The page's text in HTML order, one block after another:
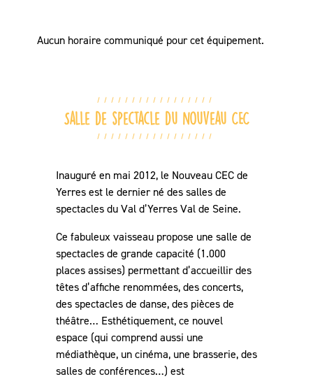
Aucun horaire communiqué pour cet équipement.
Salle de spectacle du nouveau CEC
Inauguré en mai 2012, le Nouveau CEC de
Yerres est le dernier né des salles de
spectacles du Val d’Yerres Val de Seine.
Ce fabuleux vaisseau propose une salle de
spectacles de grande capacité (1.000
places assises) permettant d’accueillir des
têtes d’affiche renommées, des concerts,
des spectacles de danse, des pièces de
théâtre… Esthétiquement, ce nouvel
espace (qui comprend aussi une
médiathèque, un cinéma, une brasserie, des
salles de conférences…) est